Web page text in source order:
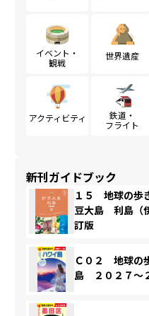
イベント・
観戦
世界遺産
アクティビティ
鉄道・
フライト
新刊ガイドブック
１５ 地球の
豆大島 利島（
訂版
Ｃ０２ 地球の
島 ２０２７～